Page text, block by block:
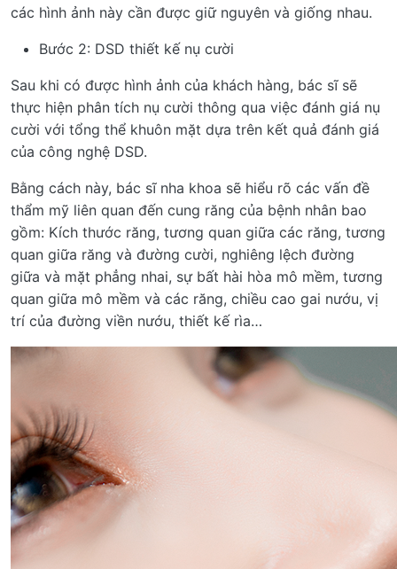
các hình ảnh này cần được giữ nguyên và giống nhau.
Bước 2: DSD thiết kế nụ cười
Sau khi có được hình ảnh của khách hàng, bác sĩ sẽ
thực hiện phân tích nụ cười thông qua việc đánh giá nụ
cười với tổng thể khuôn mặt dựa trên kết quả đánh giá
của công nghệ DSD.
Bằng cách này, bác sĩ nha khoa sẽ hiểu rõ các vấn đề
thẩm mỹ liên quan đến cung răng của bệnh nhân bao
gồm: Kích thước răng, tương quan giữa các răng, tương
quan giữa răng và đường cười, nghiêng lệch đường
giữa và mặt phẳng nhai, sự bất hài hòa mô mềm, tương
quan giữa mô mềm và các răng, chiều cao gai nướu, vị
trí của đường viền nướu, thiết kế rìa…